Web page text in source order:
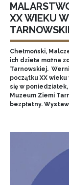
XX WIEKU
Chełmoński,
ich dzieła można
Tarnowskiej.
początku XX
się w
Muzeum Ziemi
bezpłatny.